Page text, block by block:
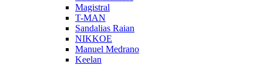
Magistral
T-MAN
Sandalias Raian
NIKKOE
Manuel Medrano
Keelan